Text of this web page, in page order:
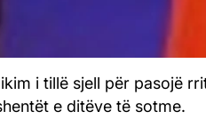
i tillë sjell për pasojë
e ditëve të sotme.